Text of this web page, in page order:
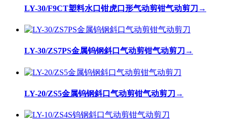
LY-30/F9CT塑料水口钳虎口形气动剪钳气动剪刀 →
LY-30/ZS7PS金属钨钢斜口气动剪钳气动剪刀 →
LY-20/ZS5金属钨钢斜口气动剪钳气动剪刀 →